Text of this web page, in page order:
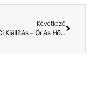
Következő
PICi Kiállítás – Óriás Hősök